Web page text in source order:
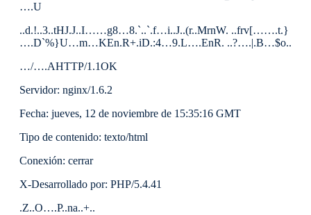
….U
..d.!..3..tHJ.J..I……g8…8.`..`.f…i..J..(r..MrnW. ..frv[…….t.}
….D`%}U…m…KEn.R+.iD.:4…9.L….EnR. ..?….|.B…$o..
…/….AHTTP/1.1OK
Servidor: nginx/1.6.2
Fecha: jueves, 12 de noviembre de 15:35:16 GMT
Tipo de contenido: texto/html
Conexión: cerrar
X-Desarrollado por: PHP/5.4.41
.Z..O….P..na..+..